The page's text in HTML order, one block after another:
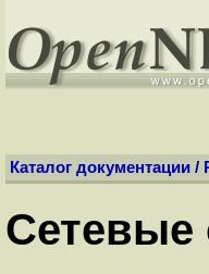
Каталог документации /
Сетевые